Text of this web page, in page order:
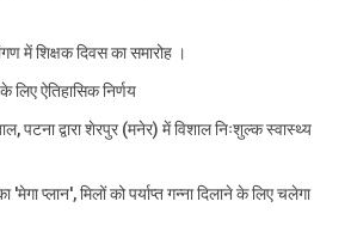
में शिक्षक दिवस का समारोह ।
लिए ऐतिहासिक निर्णय
पटना द्वारा शेरपुर (मनेर) में विशाल निःशुल्क स्वास्थ्य
'मेगा प्लान', मिलों को पर्याप्त गन्ना दिलाने के लिए चलेगा